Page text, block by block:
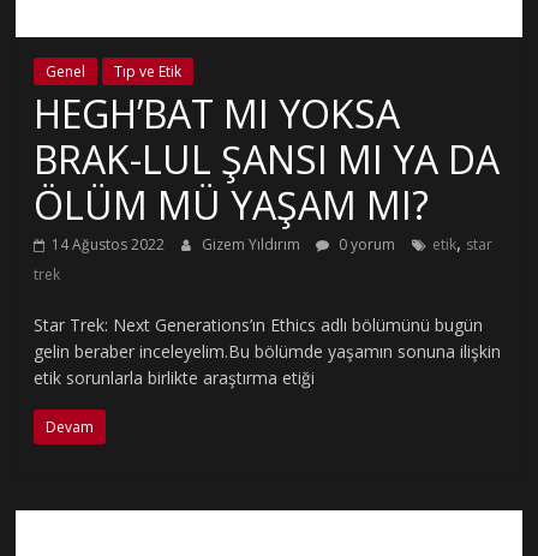
Genel Tıp ve Etik
HEGH’BAT MI YOKSA
BRAK-LUL ŞANSI MI YA DA
ÖLÜM MÜ YAŞAM MI?
14 Ağustos 2022 Gizem Yıldırım 0 yorum etik, star
trek
Star Trek: Next Generations’ın Ethics adlı bölümünü bugün
gelin beraber inceleyelim.Bu bölümde yaşamın sonuna ilişkin
etik sorunlarla birlikte araştırma etiği
Devam